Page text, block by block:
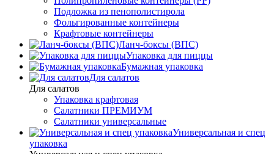
Подложка из пенополистирола
Фольгированные контейнеры
Крафтовые контейнеры
Ланч-боксы (ВПС)
Упаковка для пиццы
Бумажная упаковка
Для салатов
Для салатов
Упаковка крафтовая
Салатники ПРЕМИУМ
Салатники универсальные
Универсальная и спец
упаковка